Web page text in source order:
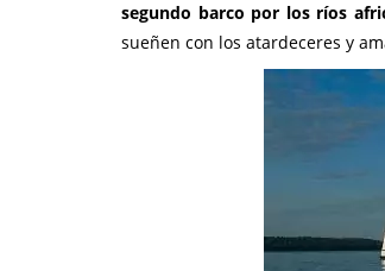
segundo barco por los ríos
sueñen con los atardeceres y